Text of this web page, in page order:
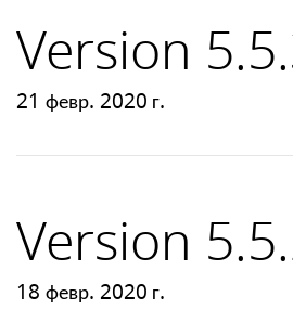
Version
21 февр. 2020 г.
Version
18 февр. 2020 г.